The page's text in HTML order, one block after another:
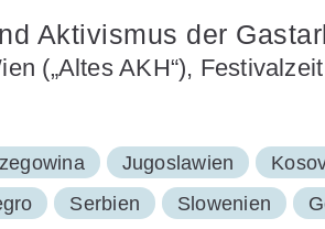
Aktivismus der
(„Altes AKH“),
Jugoslawien
Serbien Slowenien